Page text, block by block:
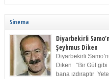
Sinema
Diyarbekirli
Şeyhmus Diken
Diyarbekirli
Diken “Bir Gül gibi
bana ızdıraptır